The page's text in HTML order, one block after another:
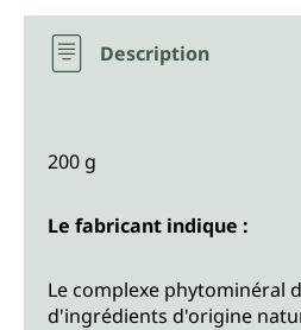
Description
200 g
Le fabricant indique :
Le complexe phytominéral
d'ingrédients d'origine